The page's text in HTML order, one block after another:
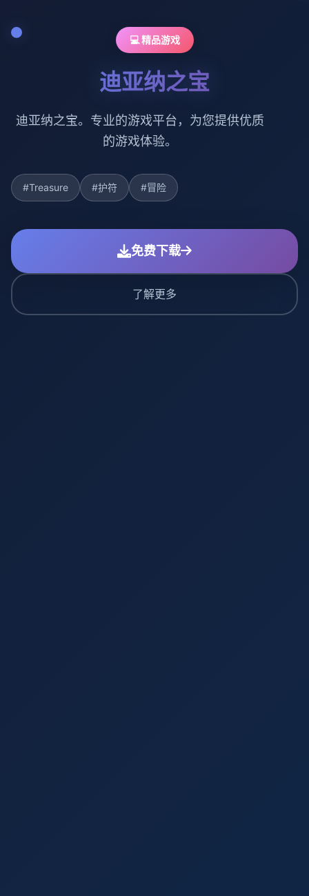
💻 精品游戏
迪亚纳之宝
迪亚纳之宝。专业的游戏平台，为您提供优质
的游戏体验。
#Treasure #护符 #冒险
免费下载
了解更多